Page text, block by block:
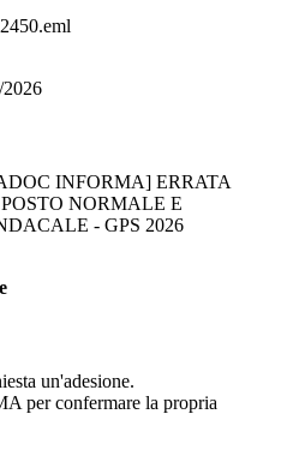
INFORMA] ERRATA
NORMALE E
- GPS 2026
un'adesione.
per confermare la propria